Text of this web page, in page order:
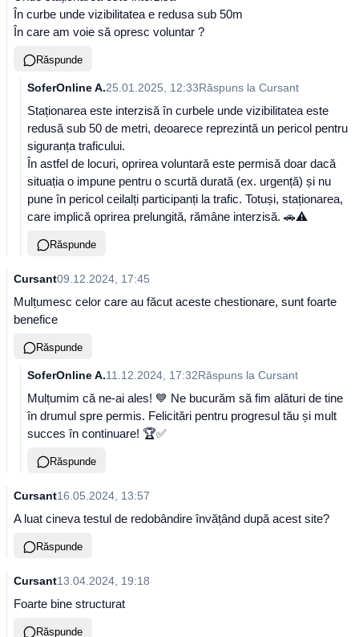
În curbe unde vizibilitatea e redusa sub 50m
În care am voie să opresc voluntar ?
Răspunde
SoferOnline A.25.01.2025, 12:33Răspuns la Cursant
Staționarea este interzisă în curbele unde vizibilitatea este
redusă sub 50 de metri, deoarece reprezintă un pericol pentru
siguranța traficului.
În astfel de locuri, oprirea voluntară este permisă doar dacă
situația o impune pentru o scurtă durată (ex. urgență) și nu
pune în pericol ceilalți participanți la trafic. Totuși, staționarea,
care implică oprirea prelungită, rămâne interzisă. 🚗⚠️
Răspunde
Cursant09.12.2024, 17:45
Mulțumesc celor care au făcut aceste chestionare, sunt foarte
benefice
Răspunde
SoferOnline A.11.12.2024, 17:32Răspuns la Cursant
Mulțumim că ne-ai ales! 💙 Ne bucurăm să fim alături de tine
în drumul spre permis. Felicitări pentru progresul tău și mult
succes în continuare! 🏆✅
Răspunde
Cursant16.05.2024, 13:57
A luat cineva testul de redobândire învățând după acest site?
Răspunde
Cursant13.04.2024, 19:18
Foarte bine structurat
Răspunde